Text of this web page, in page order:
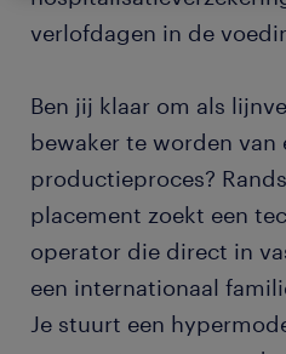
verlofdagen in de
Ben jij klaar om als
bewaker te worden van
productieproces?
placement zoekt een
operator die direct in
een internationaal
Je stuurt een